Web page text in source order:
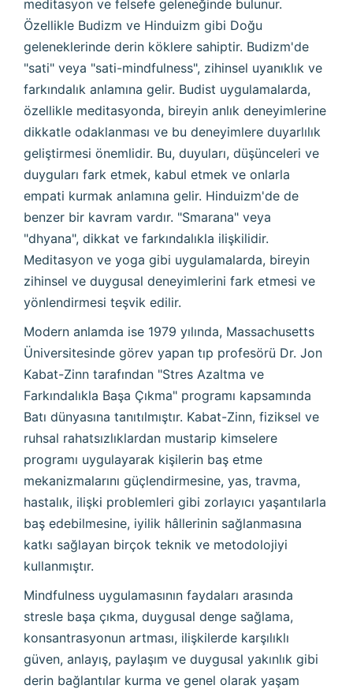
meditasyon ve felsefe geleneğinde bulunur.
Özellikle Budizm ve Hinduizm gibi Doğu
geleneklerinde derin köklere sahiptir. Budizm'de
"sati" veya "sati-mindfulness", zihinsel uyanıklık ve
farkındalık anlamına gelir. Budist uygulamalarda,
özellikle meditasyonda, bireyin anlık deneyimlerine
dikkatle odaklanması ve bu deneyimlere duyarlılık
geliştirmesi önemlidir. Bu, duyuları, düşünceleri ve
duyguları fark etmek, kabul etmek ve onlarla
empati kurmak anlamına gelir. Hinduizm'de de
benzer bir kavram vardır. "Smarana" veya
"dhyana", dikkat ve farkındalıkla ilişkilidir.
Meditasyon ve yoga gibi uygulamalarda, bireyin
zihinsel ve duygusal deneyimlerini fark etmesi ve
yönlendirmesi teşvik edilir.
Modern anlamda ise 1979 yılında, Massachusetts
Üniversitesinde görev yapan tıp profesörü Dr. Jon
Kabat-Zinn tarafından "Stres Azaltma ve
Farkındalıkla Başa Çıkma" programı kapsamında
Batı dünyasına tanıtılmıştır. Kabat-Zinn, fiziksel ve
ruhsal rahatsızlıklardan mustarip kimselere
programı uygulayarak kişilerin baş etme
mekanizmalarını güçlendirmesine, yas, travma,
hastalık, ilişki problemleri gibi zorlayıcı yaşantılarla
baş edebilmesine, iyilik hâllerinin sağlanmasına
katkı sağlayan birçok teknik ve metodolojiyi
kullanmıştır.
Mindfulness uygulamasının faydaları arasında
stresle başa çıkma, duygusal denge sağlama,
konsantrasyonun artması, ilişkilerde karşılıklı
güven, anlayış, paylaşım ve duygusal yakınlık gibi
derin bağlantılar kurma ve genel olarak yaşam